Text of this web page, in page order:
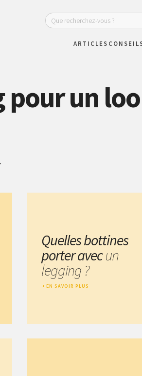
ARTICLES
pour un
Quelles bottines
porter avecun
legging ?
EN SAVOIR PLUS